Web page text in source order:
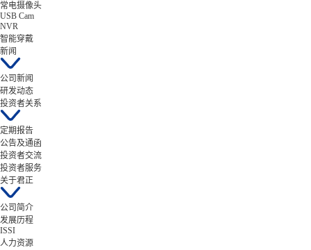
常电摄像头
USB Cam
NVR
智能穿戴
新闻
公司新闻
研发动态
投资者关系
定期报告
公告及通函
投资者交流
投资者服务
关于君正
公司简介
发展历程
ISSI
人力资源